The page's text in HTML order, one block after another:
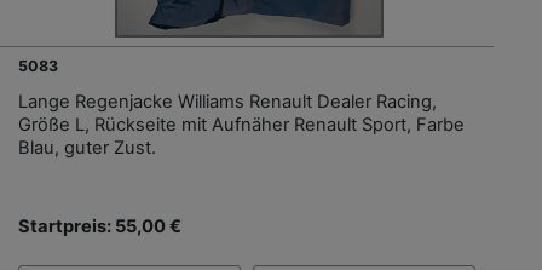
5083
Lange Regenjacke Williams Renault Dealer Racing,
Größe L, Rückseite mit Aufnäher Renault Sport, Farbe
Blau, guter Zust.
Startpreis: 55,00 €